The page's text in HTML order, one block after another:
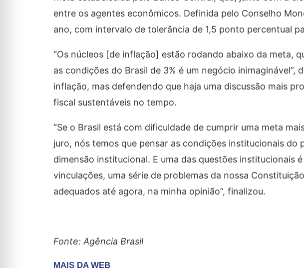
entre os agentes econômicos. Definida pelo Conselho
ano, com intervalo de tolerância de 1,5 ponto percentual
“Os núcleos [de inflação] estão rodando abaixo da meta,
as condições do Brasil de 3% é um negócio
inflação, mas defendendo que haja uma discussão mais
fiscal sustentáveis no tempo.
“Se o Brasil está com dificuldade de cumprir uma meta
juro, nós temos que pensar as condições institucionais do
dimensão institucional. E uma das questões institucionais
vinculações, uma série de problemas da nossa
adequados até agora, na minha opinião”, finalizou.
Fonte: Agência Brasil